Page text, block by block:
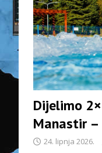
Dijelimo
Manastir –
24. lipnja 2026.